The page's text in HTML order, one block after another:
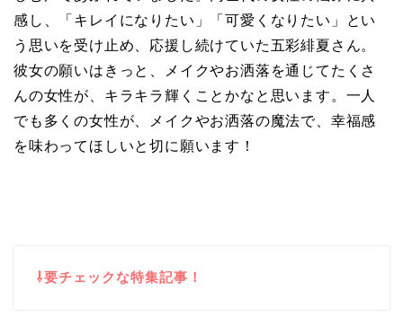
感し、「キレイになりたい」「可愛くなりたい」とい
う思いを受け止め、応援し続けていた五彩緋夏さん。
彼女の願いはきっと、メイクやお洒落を通じてたくさ
んの女性が、キラキラ輝くことかなと思います。一人
でも多くの女性が、メイクやお洒落の魔法で、幸福感
を味わってほしいと切に願います！
⇩要チェックな特集記事！